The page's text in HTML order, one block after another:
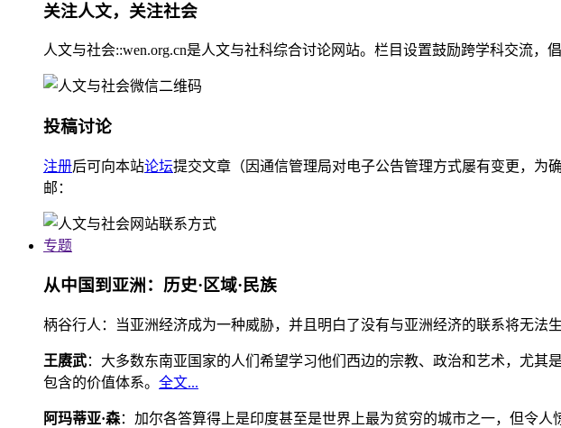
关注人文，关注社会
人文与社会::wen.org.cn是人文与社科综合讨论网站。栏目设置鼓励跨学科交流
投稿讨论
注册后可向本站论坛提交文章（因通信管理局对电子公告管理方式屡有变更，为
邮：
专题
从中国到亚洲：历史·区域·民族
柄谷行人：当亚洲经济成为一种威胁，并且明白了没有与亚洲经济的联系将无法
王赓武：大多数东南亚国家的人们希望学习他们西边的宗教、政治和艺术，尤
包含的价值体系。 全文...
阿玛蒂亚·森：加尔各答算得上是印度甚至是世界上最为贫穷的城市之一，但令